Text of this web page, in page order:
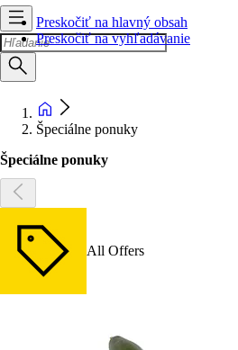
Preskočiť na hlavný obsah
Preskočiť na vyhľadávanie
Špeciálne ponuky
Špeciálne ponuky
All Offers